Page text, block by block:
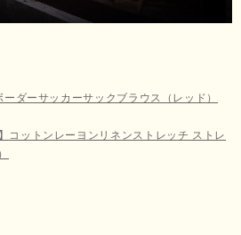
ダーサッカーサックブラウス（レッド）
コットンレーヨンリネンストレッチ ストレ